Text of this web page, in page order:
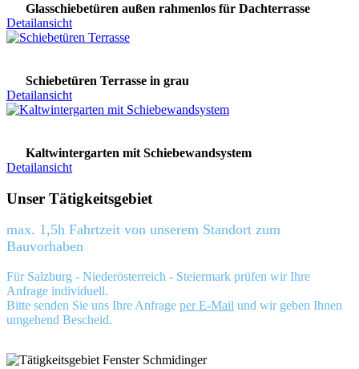
Glasschiebetüren außen rahmenlos für Dachterrasse
Detailansicht
Schiebetüren Terrasse in grau
Detailansicht
Kaltwintergarten mit Schiebewandsystem
Detailansicht
Unser Tätigkeitsgebiet
max. 1,5h Fahrtzeit von unserem Standort zum
Bauvorhaben
Für Salzburg - Niederösterreich - Steiermark prüfen wir Ihre
Anfrage individuell.
Bitte senden Sie uns Ihre Anfrage per E-Mail und wir geben Ihnen
umgehend Bescheid.